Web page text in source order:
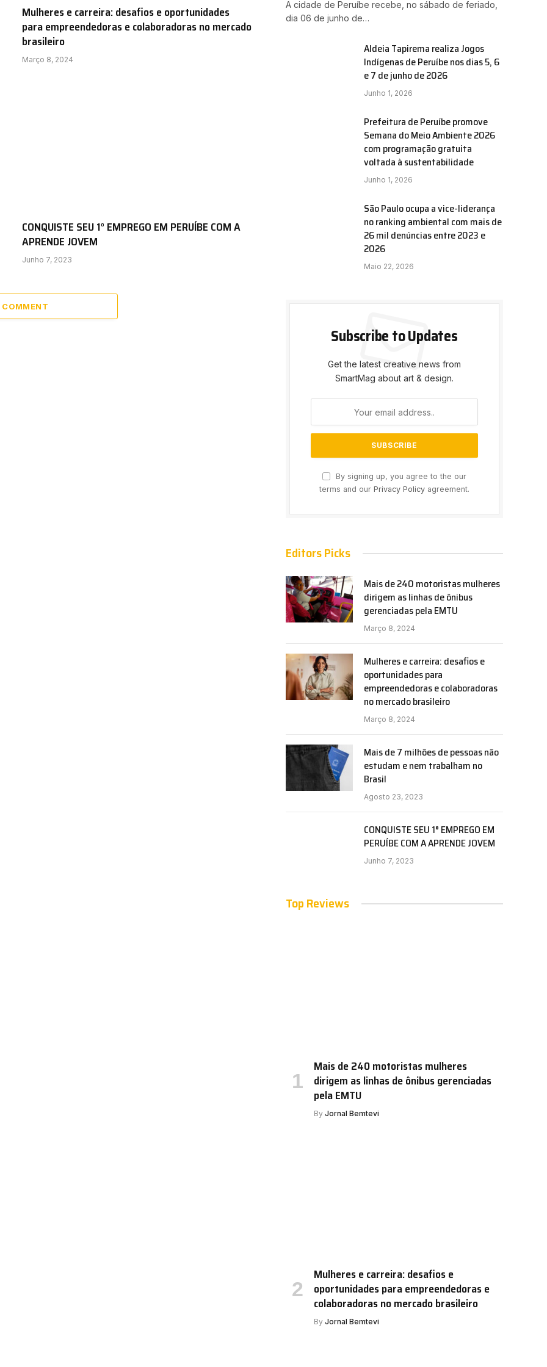
Mulheres e carreira: desafios e oportunidades
para empreendedoras e colaboradoras no mercado
brasileiro
Março 8, 2024
CONQUISTE SEU 1° EMPREGO EM PERUÍBE COM A
APRENDE JOVEM
Junho 7, 2023
COMMENT
A cidade de Peruíbe recebe, no sábado de feriado,
dia 06 de junho de…
Aldeia Tapirema realiza Jogos
Indígenas de Peruíbe nos dias 5, 6
e 7 de junho de 2026
Junho 1, 2026
Prefeitura de Peruíbe promove
Semana do Meio Ambiente 2026
com programação gratuita
voltada à sustentabilidade
Junho 1, 2026
São Paulo ocupa a vice-liderança
no ranking ambiental com mais de
26 mil denúncias entre 2023 e
2026
Maio 22, 2026
Subscribe to Updates
Get the latest creative news from
SmartMag about art & design.
By signing up, you agree to the our
terms and our Privacy Policy agreement.
Editors Picks
Mais de 240 motoristas mulheres
dirigem as linhas de ônibus
gerenciadas pela EMTU
Março 8, 2024
Mulheres e carreira: desafios e
oportunidades para
empreendedoras e colaboradoras
no mercado brasileiro
Março 8, 2024
Mais de 7 milhões de pessoas não
estudam e nem trabalham no
Brasil
Agosto 23, 2023
CONQUISTE SEU 1° EMPREGO EM
PERUÍBE COM A APRENDE JOVEM
Junho 7, 2023
Top Reviews
Mais de 240 motoristas mulheres
dirigem as linhas de ônibus gerenciadas
pela EMTU
By Jornal Bemtevi
Mulheres e carreira: desafios e
oportunidades para empreendedoras e
colaboradoras no mercado brasileiro
By Jornal Bemtevi